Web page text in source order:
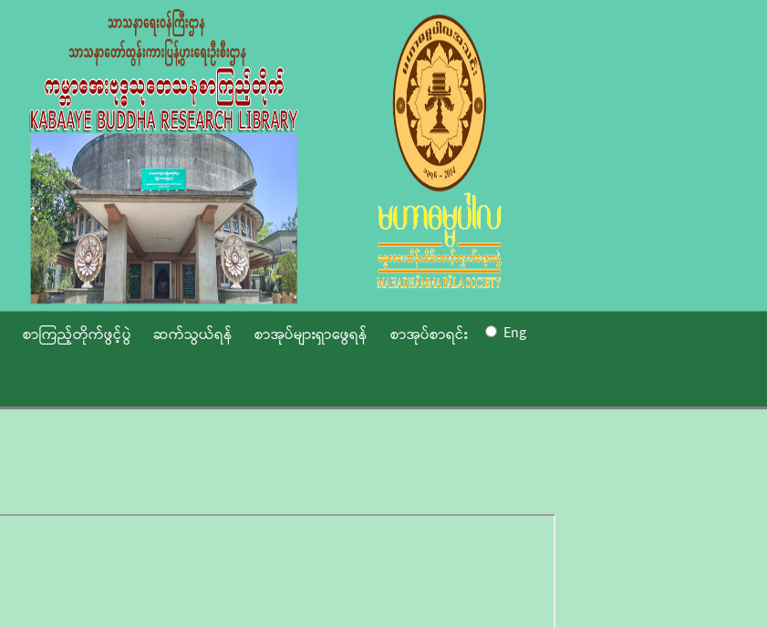
စာကြည့်တိုက်ဖွင့်ပွဲ ဆက်သွယ်ရန် စာအုပ်များရှာဖွေရန် စာအုပ်စာရင်း Eng